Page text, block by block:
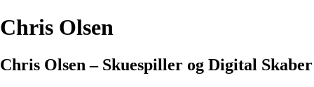
Chris Olsen
Chris Olsen – Skuespiller og Digital Skaber